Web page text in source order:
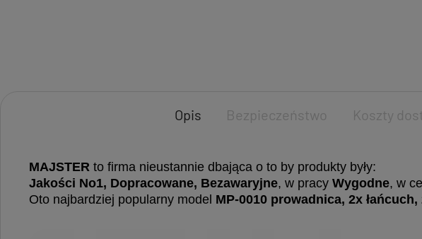
Opis Bezpieczeństwo Koszty
MAJSTER to firma nieustannie dbająca o to by produkty były:
Jakości No1, Dopracowane, Bezawaryjne, w pracy Wygodne, w
Oto najbardziej popularny model MP-0010 prowadnica, 2x